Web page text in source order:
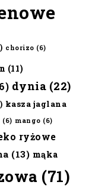
chorizo (6)
(11)
dynia (22)
kasza jaglana
(6) mango (6)
ryżowe
(13) mąka
(71)